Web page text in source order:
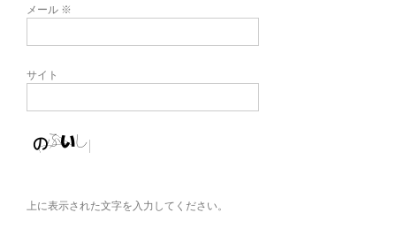
メール ※
サイト
上に表示された文字を入力してください。